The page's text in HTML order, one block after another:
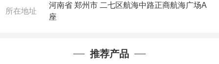
所在地址
河南省 郑州市 二七区航海中路正商航海广场A
座
推荐产品